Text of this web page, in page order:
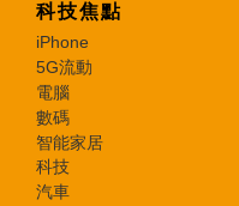
科技焦點
iPhone
5G流動
電腦
數碼
智能家居
科技
汽車